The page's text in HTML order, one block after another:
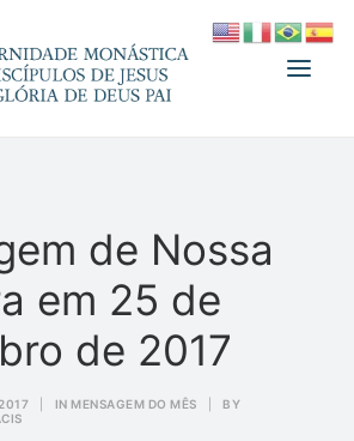
de Nossa
em 25 de
de 2017
IN MENSAGEM DO MÊS
BY